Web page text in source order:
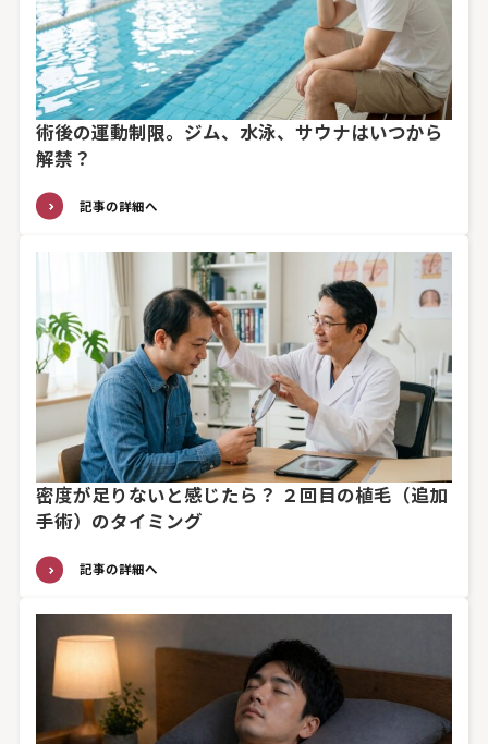
術後の運動制限。ジム、水泳、サウナはいつから
解禁？
記事の詳細へ
密度が足りないと感じたら？ ２回目の植毛（追加
手術）のタイミング
記事の詳細へ